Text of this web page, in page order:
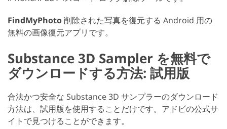
FindMyPhoto削除された写真を復元する Android 用の
無料の画像復元アプリです。
Substance 3D Sampler を無料で
ダウンロードする方法: 試用版
合法かつ安全な Substance 3D サンプラーのダウンロード
方法は、試用版を使用することだけです。アドビの公式サ
イトで見つけることができます。